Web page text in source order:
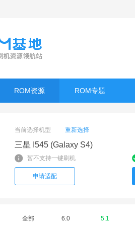
ROM资源 ROM专题
当前选择机型 重新选择
三星 I545 (Galaxy S4)
暂不支持一键刷机
申请适配
全部 6.0 5.1